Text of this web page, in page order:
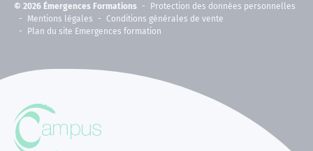
© 2026 Émergences Formations
Protection des données personnelles
Mentions légales
Conditions générales de vente
Plan du site Emergences formation